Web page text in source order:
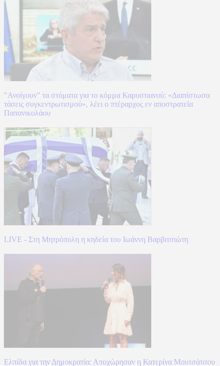
"Ανοίγουν" τα στόματα για το κόμμα Καρυστιανού: «Διαπίστωσα
τάσεις συγκεντρωτισμού», λέει ο πτέραρχος εν αποστρατεία
Παπανικολάου
LIVE - Στη Μητρόπολη η κηδεία του Ιωάννη Βαρβιτσιώτη
Ελπίδα για την Δημοκρατία: Αποχώρησαν η Κατερίνα Μουτσάτσου